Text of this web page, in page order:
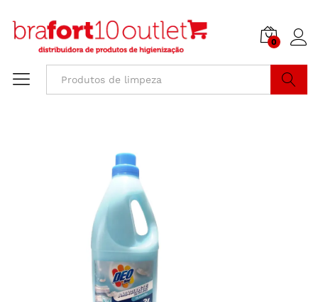
0